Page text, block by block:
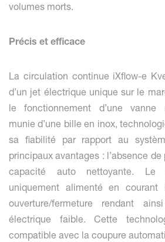
volumes morts.
Précis et efficace
La circulation continue iXflow-e
d’un jet électrique unique sur le
le fonctionnement d’une vanne
munie d’une bille en inox,
sa fiabilité par rapport au
principaux avantages : l’absence de
capacité auto nettoyante.
uniquement alimenté en
ouverture/fermeture rendant
électrique faible. Cette
compatible avec la coupure